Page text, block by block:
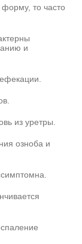
то часто
и
из уретры.
озноба и